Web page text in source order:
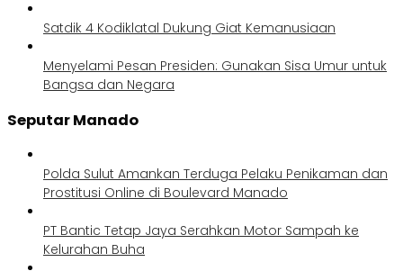
Satdik 4 Kodiklatal Dukung Giat Kemanusiaan
Menyelami Pesan Presiden: Gunakan Sisa Umur untuk
Bangsa dan Negara
Seputar Manado
Polda Sulut Amankan Terduga Pelaku Penikaman dan
Prostitusi Online di Boulevard Manado
PT Bantic Tetap Jaya Serahkan Motor Sampah ke
Kelurahan Buha